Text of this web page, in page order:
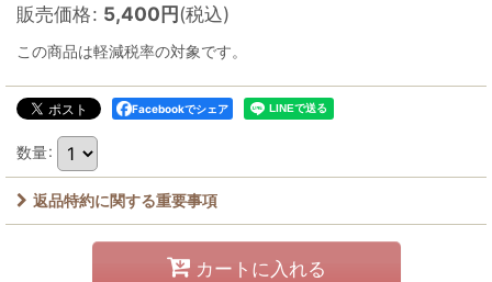
販売価格: 5,400円(税込)
この商品は軽減税率の対象です。
Facebookでシェア
数量:
返品特約に関する重要事項
カートに入れる